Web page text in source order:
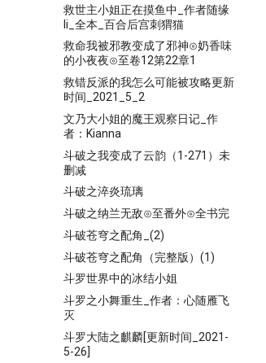
救世主小姐正在摸鱼中_作者随缘
li_全本_百合后宫刺猬猫
救命我被邪教变成了邪神⊙奶香味
的小夜夜⊙至卷12第22章1
救错反派的我怎么可能被攻略更新
时间_2021_5_2
文乃大小姐的魔王观察日记_作
者：Kianna
斗破之我变成了云韵（1-271）未
删减
斗破之淬炎琉璃
斗破之纳兰无敌⊙至番外⊙全书完
斗破苍穹之配角_(2)
斗破苍穹之配角（完整版）(1)
斗罗世界中的冰结小姐
斗罗之小舞重生_作者：心随雁飞
灭
斗罗大陆之麒麟[更新时间_2021-
5-26]